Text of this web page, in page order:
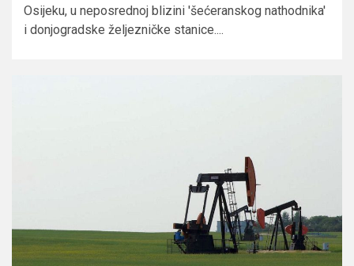
Osijeku, u neposrednoj blizini 'šećeranskog nathodnika'
i donjogradske željezničke stanice....